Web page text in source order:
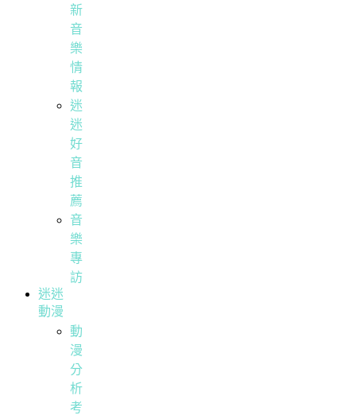
新
音
樂
情
報
迷
迷
好
音
推
薦
音
樂
專
訪
迷迷
動漫
動
漫
分
析
考